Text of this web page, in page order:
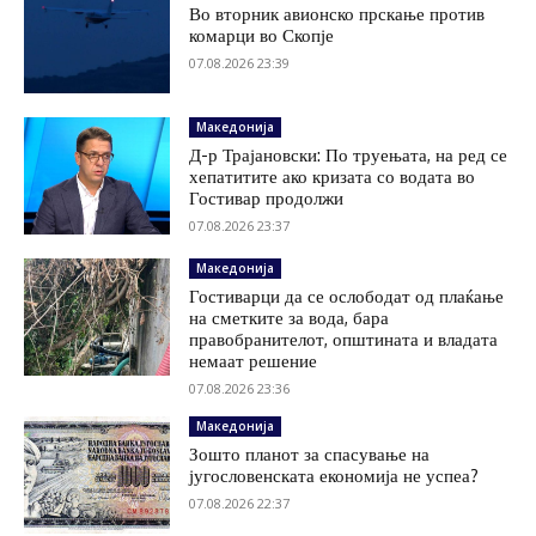
Во вторник авионско прскање против
комарци во Скопје
07.08.2026 23:39
Македонија
Д-р Трајановски: По труењата, на ред се
хепатитите ако кризата со водата во
Гостивар продолжи
07.08.2026 23:37
Македонија
Гостиварци да се ослободат од плаќање
на сметките за вода, бара
правобранителот, општината и владата
немаат решение
07.08.2026 23:36
Македонија
Зошто планот за спасување на
југословенската економија не успеа?
07.08.2026 22:37